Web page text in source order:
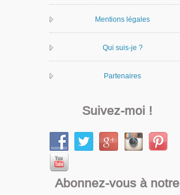
Mentions légales
Qui suis-je ?
Partenaires
Suivez-moi !
Abonnez-vous à notre